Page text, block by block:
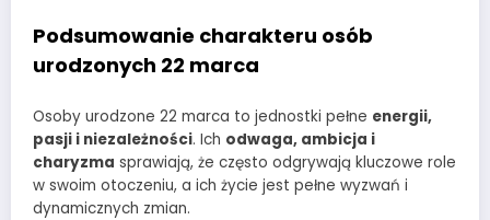
Podsumowanie charakteru osób
urodzonych 22 marca
Osoby urodzone 22 marca to jednostki pełne energii,
pasji i niezależności. Ich odwaga, ambicja i
charyzma sprawiają, że często odgrywają kluczowe role
w swoim otoczeniu, a ich życie jest pełne wyzwań i
dynamicznych zmian.